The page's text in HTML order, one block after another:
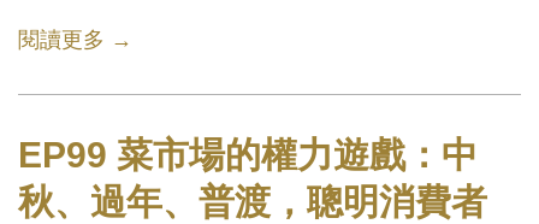
閱讀更多 →
EP99 菜市場的權力遊戲：中
秋、過年、普渡，聰明消費者